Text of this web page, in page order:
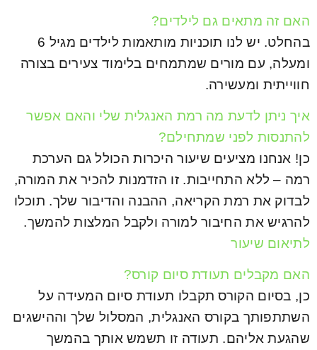
האם זה מתאים גם לילדים?
בהחלט. יש לנו תוכניות מותאמות לילדים מגיל 6
ומעלה, עם מורים שמתמחים בלימוד צעירים בצורה
חווייתית ומעשירה.
איך ניתן לדעת מה רמת האנגלית שלי והאם אפשר
להתנסות לפני שמתחילם?
כן! אנחנו מציעים שיעור היכרות הכולל גם הערכת
רמה – ללא התחייבות. זו הזדמנות להכיר את המורה,
לבדוק את רמת הקריאה, ההבנה והדיבור שלך. תוכלו
להרגיש את החיבור למורה ולקבל המלצות להמשך.
לתיאום שיעור
האם מקבלים תעודת סיום קורס?
כן, בסיום הקורס תקבלו תעודת סיום המעידה על
השתתפותך בקורס האנגלית, המסלול שלך וההישגים
שהגעת אליהם. תעודה זו תשמש אותך בהמשך